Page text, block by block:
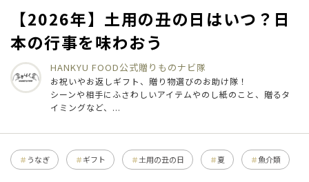
【2026年】土用の丑の日はいつ？日
本の行事を味わおう
HANKYU FOOD公式贈りものナビ隊
お祝いやお返しギフト、贈り物選びのお助け隊！
シーンや相手にふさわしいアイテムやのし紙のこと、贈るタ
イミングなど、...
うなぎ ギフト 土用の丑の日 夏 魚介類